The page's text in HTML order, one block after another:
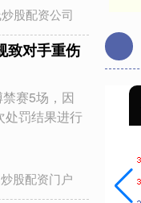
股配资公司
致对手重伤
赛5场，因
处罚结果进行
股配资门户
1.01%